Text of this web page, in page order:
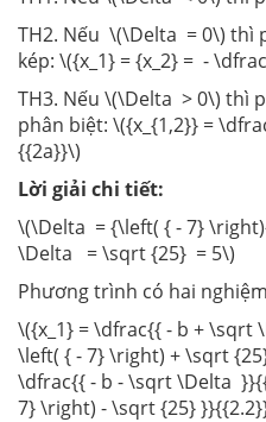
TH2. Nếu \(\Delta = 0\) thì
kép: \({x_1} = {x_2} = -
TH3. Nếu \(\Delta > 0\) thì
phân biệt: \({x_{1,2}} =
{{2a}}\)
Lời giải chi tiết:
\(\Delta = {\left( { - 7}
\Delta = \sqrt {25} = 5\)
Phương trình có hai
\({x_1} = \dfrac{{ - b +
\left( { - 7} \right) + \sqrt
\dfrac{{ - b - \sqrt \Delta
7} \right) - \sqrt {25}